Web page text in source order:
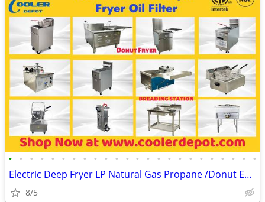
• • • • • • • • • • • • • • • • • • • • • • • •
Electric Deep Fryer LP Natural Gas Propane /Donut Equipment/Oil Filter
8/5